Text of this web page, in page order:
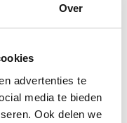
Over
advertenties te
media te bieden
Ook delen we
rond de
te bevestigen.
paars,